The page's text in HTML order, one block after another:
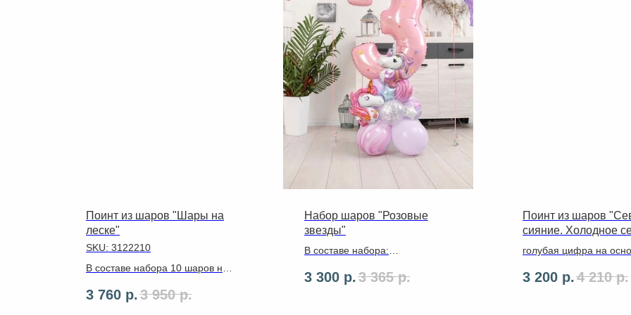
Поинт из шаров "Шары на
леске"
SKU: 3122210
В составе набора 10 шаров на
см,ленты,грузики
3 760 р.3 950 р.
Набор шаров "Розовые
звезды"
В составе набора:
из шаров
3 300 р.3 365 р.
Поинт из шаров
сияние. Холодное
голубая цифра на
надписью, фигура
3 200 р.4 210 р.